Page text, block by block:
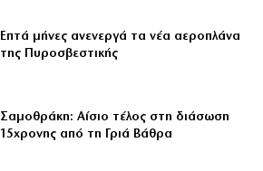
Επτά μήνες ανενεργά τα νέα αεροπλάνα
της Πυροσβεστικής
Σαμοθράκη: Αίσιο τέλος στη διάσωση
15χρονης από τη Γριά Βάθρα